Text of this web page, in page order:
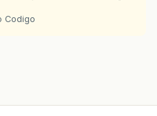
Codigo